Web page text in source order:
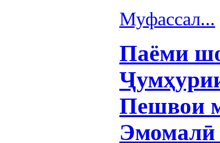
Муфассал...
Паёми
Пешвои
Эмомалӣ